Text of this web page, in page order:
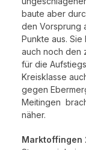
baute aber
den Vorsprung
Punkte aus.
auch noch den
für die
Kreisklasse
gegen
Meitingen
näher.
Marktoffingen